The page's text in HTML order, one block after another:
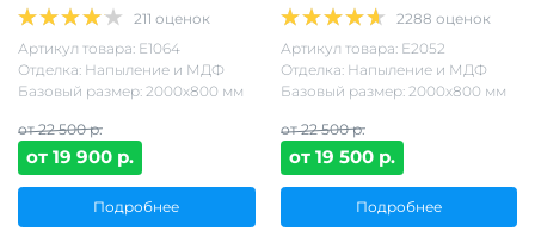
211 оценок
Артикул товара: Е1064
Отделка: Напыление и МДФ
Базовый размер: 2000х800 мм
от 22 500 р.
от 19 900 р.
Подробнее
2288 оценок
Артикул товара: Е2052
Отделка: Напыление и МДФ
Базовый размер: 2000х800 мм
от 22 500 р.
от 19 500 р.
Подробнее